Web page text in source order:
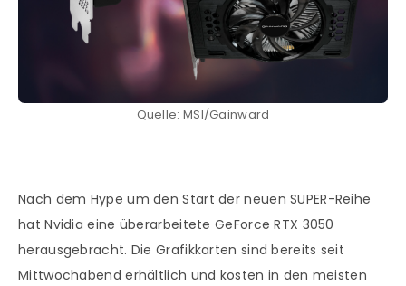
Quelle: MSI/Gainward
Nach dem Hype um den Start der neuen SUPER-Reihe
hat Nvidia eine überarbeitete GeForce RTX 3050
herausgebracht. Die Grafikkarten sind bereits seit
Mittwochabend erhältlich und kosten in den meisten